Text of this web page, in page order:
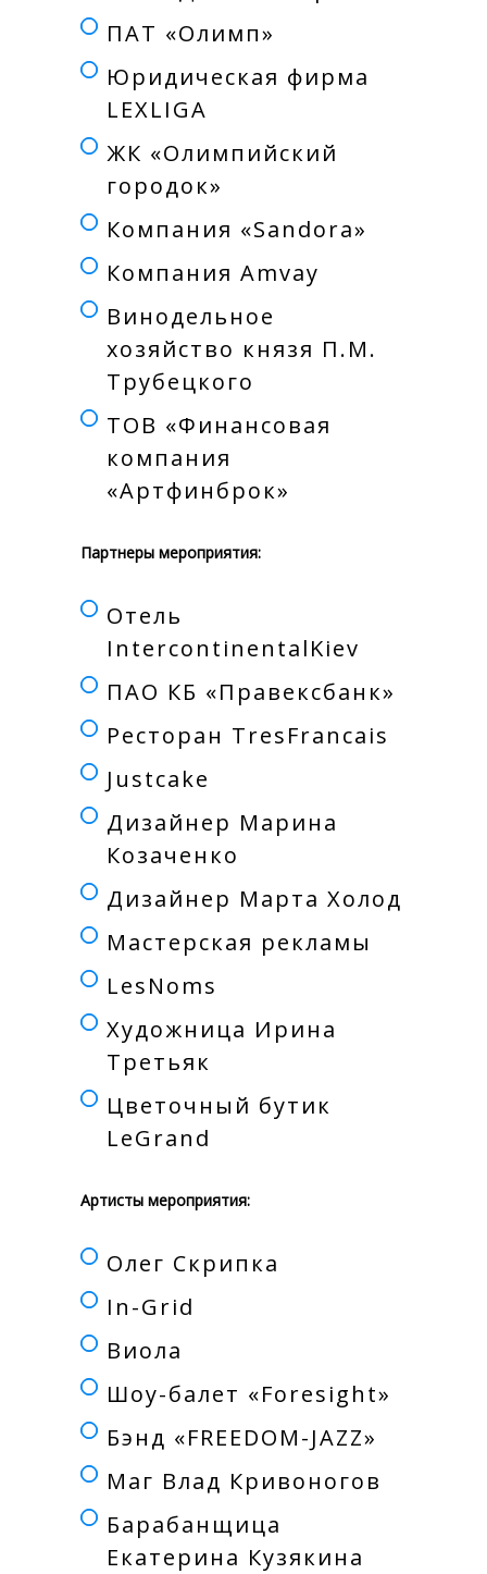
ПАТ «Олимп»
Юридическая фирма
LEXLIGA
ЖК «Олимпийский
городок»
Компания «Sandora»
Компания Amvay
Винодельное
хозяйство князя П.М.
Трубецкого
ТОВ «Финансовая
компания
«Артфинброк»
Партнеры мероприятия:
Отель
IntercontinentalKiev
ПАО КБ «Правексбанк»
Ресторан ТresFrancais
Justcake
Дизайнер Марина
Козаченко
Дизайнер Марта Холод
Мастерская рекламы
LesNoms
Художница Ирина
Третьяк
Цветочный бутик
LeGrand
Артисты мероприятия:
Олег Скрипка
In-Grid
Виола
Шоу-балет «Foresight»
Бэнд «FREEDOM-JAZZ»
Маг Влад Кривоногов
Барабанщица
Екатерина Кузякина